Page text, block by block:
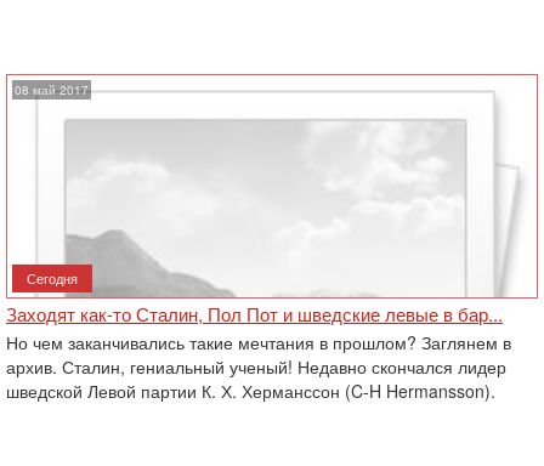
08 май 2017
Сегодня
Заходят как-то Сталин, Пол Пот и шведские левые в бар...
Но чем заканчивались такие мечтания в прошлом? Заглянем в
архив. Сталин, гениальный ученый! Недавно скончался лидер
шведской Левой партии К. Х. Херманссон (C-H Hermansson).